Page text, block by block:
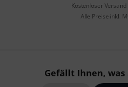
Kostenloser Versand
Alle Preise inkl.
Gefällt Ihnen, was